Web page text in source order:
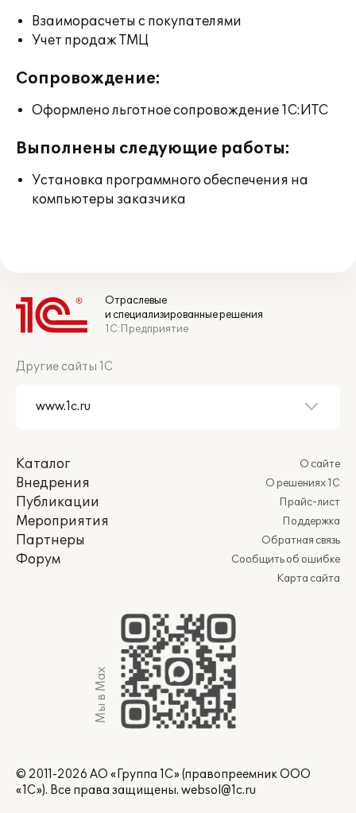
Взаиморасчеты с покупателями
Учет продаж ТМЦ
Сопровождение:
Оформлено льготное сопровождение 1С:ИТС
Выполнены следующие работы:
Установка программного обеспечения на
компьютеры заказчика
Отраслевые
и специализированные решения
1С:Предприятие
Другие сайты 1С
Каталог
Внедрения
Публикации
Мероприятия
Партнеры
Форум
О сайте
О решениях 1С
Прайс-лист
Поддержка
Обратная связь
Сообщить об ошибке
Карта сайта
Мы в Max
© 2011-2026 АО «Группа 1С» (правопреемник ООО
«1С»). Все права защищены. websol@1c.ru